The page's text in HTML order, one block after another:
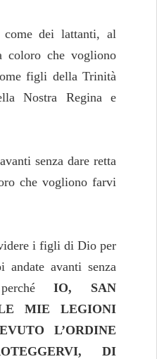
come dei lattanti, al
che vogliono
figli della Trinità
Nostra Regina e
senza dare retta
che vogliono farvi
i figli di Dio per
andate avanti senza
perchéIO, SAN
MIE LEGIONI
L’ORDINE
DI